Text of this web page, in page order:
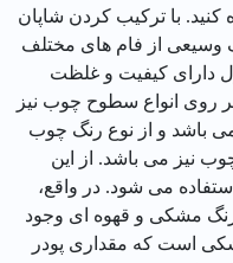
کنید. با ترکیب کردن شاپان
وسیعی از فام های مختلف
دارای کیفیت و غلظت
روی انواع سطوح چوب نیز
باشد و از نوع رنگ چوب
نیز می باشد. از این
می شود. در واقع،
مشکی و قهوه ای وجود
است که مقداری پودر